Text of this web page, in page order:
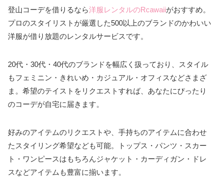
登山コーデを借りるなら洋服レンタルのRcawaiiがおすすめ。
プロのスタイリストが厳選した500以上のブランドのかわいい
洋服が借り放題のレンタルサービスです。
20代・30代・40代のブランドを幅広く扱っており、スタイル
もフェミニン・きれいめ・カジュアル・オフィスなどさまざ
ま。希望のテイストをリクエストすれば、あなたにぴったり
のコーデが自宅に届きます。
好みのアイテムのリクエストや、手持ちのアイテムに合わせ
たスタイリング希望なども可能。トップス・パンツ・スカー
ト・ワンピースはもちろんジャケット・カーディガン・ドレ
スなどアイテムも豊富に揃います。